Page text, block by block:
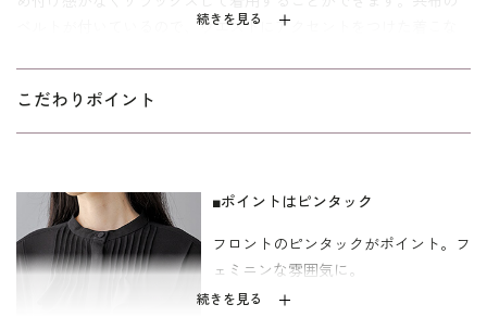
続きを見る
ベルトが付いているので、ウエストにアクセントをつけた着こな
両サイドには便利なポケット付き。裏地がないのでアンダーキャ
膝がしっかり隠れる少し長めの丈。家族葬やお別れの会などの喪
服としても、アクセサリーを添えてセレモニーシーンにもお使い
いただけます。サイズは30代～40代を中心とした、メリハリのあ
るボディラインに合わせた標準パターンを使用しています。MとL
こだわりポイント
続きを見る
■ポイントはピンタック
フロントのピンタックがポイント。フ
ェミニンな雰囲気に。